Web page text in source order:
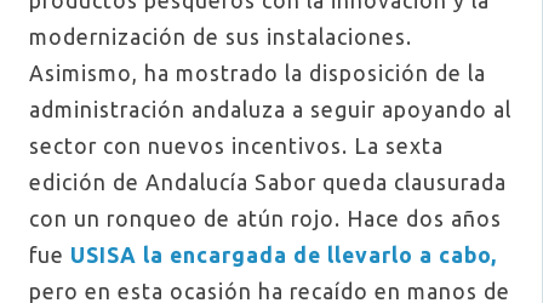
modernización de sus instalaciones.
Asimismo, ha mostrado la disposición de la
administración andaluza a seguir apoyando al
sector con nuevos incentivos. La sexta
edición de Andalucía Sabor queda clausurada
con un ronqueo de atún rojo. Hace dos años
fue USISA la encargada de llevarlo a cabo,
pero en esta ocasión ha recaído en manos de